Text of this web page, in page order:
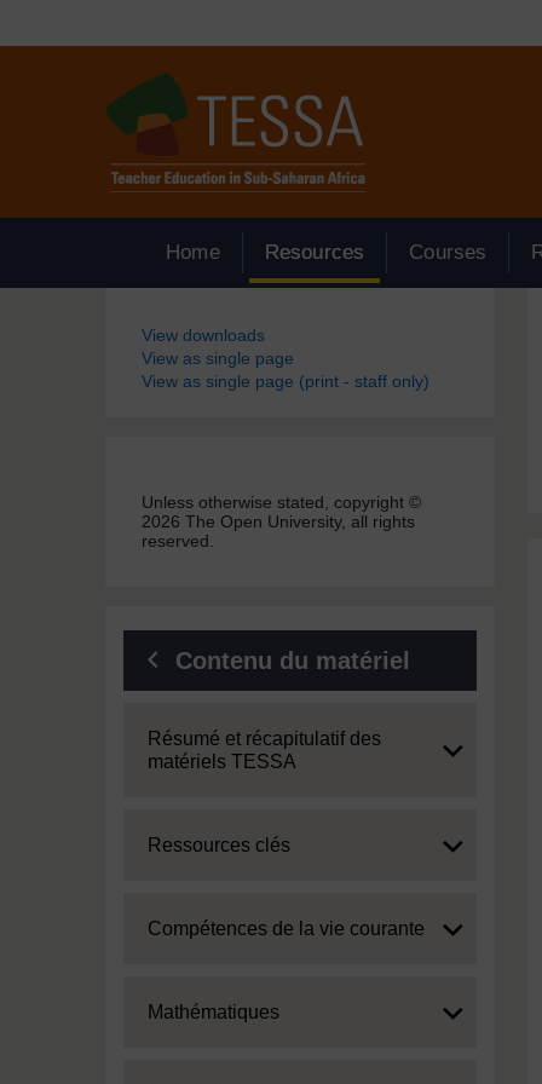
Home Resources Courses
Blocs
View downloads
View as single page
View as single page (print - staff only)
Unless otherwise stated, copyright ©
2026 The Open University, all rights
reserved.
Contenu du matériel
Expand
Résumé et récapitulatif des
matériels TESSA
Expand
Ressources clés
Expand
Compétences de la vie courante
Expand
Mathématiques